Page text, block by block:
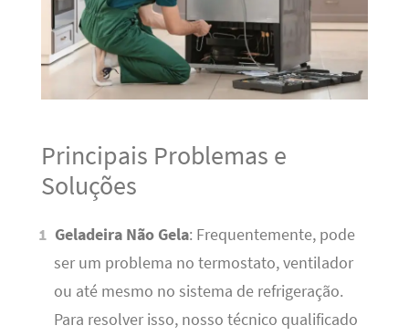
Principais Problemas e
Soluções
Geladeira Não Gela: Frequentemente, pode
ser um problema no termostato, ventilador
ou até mesmo no sistema de refrigeração.
Para resolver isso, nosso técnico qualificado